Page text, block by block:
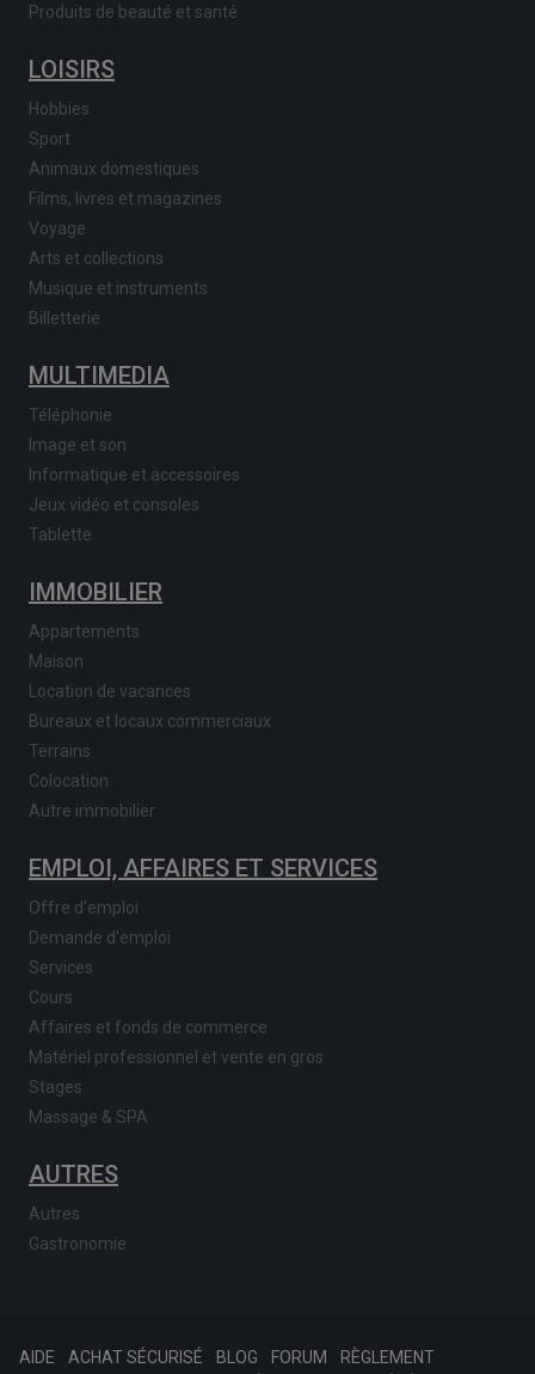
Produits de beauté et santé
LOISIRS
Hobbies
Sport
Animaux domestiques
Films, livres et magazines
Voyage
Arts et collections
Musique et instruments
Billetterie
MULTIMEDIA
Téléphonie
Image et son
Informatique et accessoires
Jeux vidéo et consoles
Tablette
IMMOBILIER
Appartements
Maison
Location de vacances
Bureaux et locaux commerciaux
Terrains
Colocation
Autre immobilier
EMPLOI, AFFAIRES ET SERVICES
Offre d'emploi
Demande d'emploi
Services
Cours
Affaires et fonds de commerce
Matériel professionnel et vente en gros
Stages
Massage & SPA
AUTRES
Autres
Gastronomie
AIDE ACHAT SÉCURISÉ BLOG FORUM
RÈGLEMENT